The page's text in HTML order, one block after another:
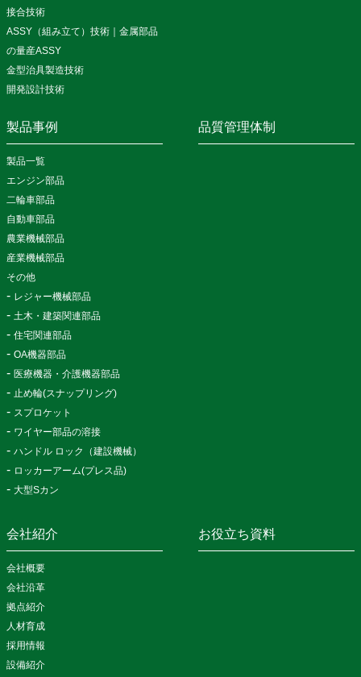
接合技術
ASSY（組み立て）技術｜金属部品
の量産ASSY
金型治具製造技術
開発設計技術
製品事例
製品一覧
エンジン部品
二輪車部品
自動車部品
農業機械部品
産業機械部品
その他
レジャー機械部品
土木・建築関連部品
住宅関連部品
OA機器部品
医療機器・介護機器部品
止め輪(スナップリング)
スプロケット
ワイヤー部品の溶接
ハンドル ロック（建設機械）
ロッカーアーム(プレス品)
大型Sカン
品質管理体制
会社紹介
会社概要
会社沿革
拠点紹介
人材育成
採用情報
設備紹介
お役立ち資料